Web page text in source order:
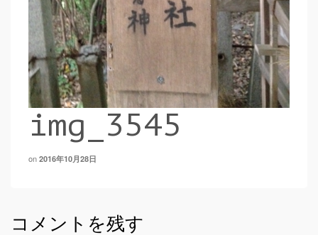
img_3545
on 2016年10月28日
コメントを残す